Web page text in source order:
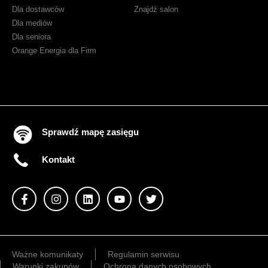
Dla dostawców
Dla mediów
Dla seniora
Orange Energia dla Firm
Znajdź salon
Sprawdź mapę zasięgu
Kontakt
Ważne komunikaty
Regulamin serwisu